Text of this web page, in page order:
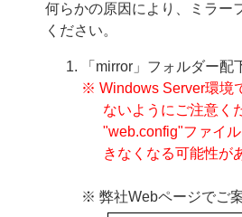
何らかの原因により、ミラー
ください。
「mirror」フォルダー
※ Windows Server環境
ないようにご注意く
"web.config"ファイ
きなくなる可能性が
※ 弊社Webページでご